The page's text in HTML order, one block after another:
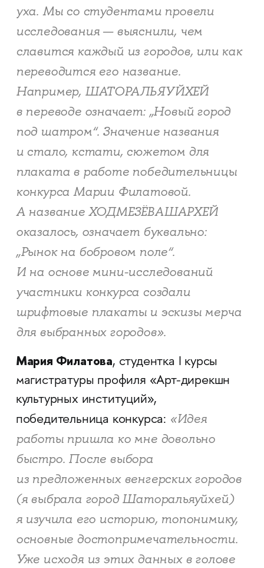
уха. Мы со студентами провели
исследования — выяснили, чем
славится каждый из городов, или как
переводится его название.
Например, ШАТОРАЛЬЯУЙХЕЙ
в переводе означает: „Новый город
под шатром“. Значение названия
и стало, кстати, сюжетом для
плаката в работе победительницы
конкурса Марии Филатовой.
А название ХОДМЕЗЁВАШАРХЕЙ
оказалось, означает буквально:
„Рынок на бобровом поле“.
И на основе мини-исследований
участники конкурса создали
шрифтовые плакаты и эскизы мерча
для выбранных городов».
Мария Филатова, студентка I курсы
магистратуры профиля «Арт-дирекшн
культурных институций»,
победительница конкурса: «Идея
работы пришла ко мне довольно
быстро. После выбора
из предложенных венгерских городов
(я выбрала город Шаторальяуйхей)
я изучила его историю, топонимику,
основные достопримечательности.
Уже исходя из этих данных в голове